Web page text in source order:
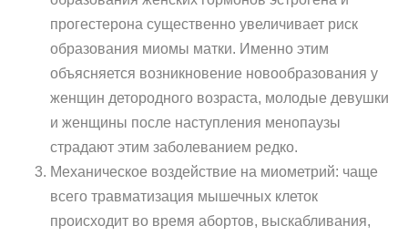
прогестерона существенно увеличивает риск
образования миомы матки. Именно этим
объясняется возникновение новообразования у
женщин детородного возраста, молодые девушки
и женщины после наступления менопаузы
страдают этим заболеванием редко.
Механическое воздействие на миометрий: чаще
всего травматизация мышечных клеток
происходит во время абортов, выскабливания,